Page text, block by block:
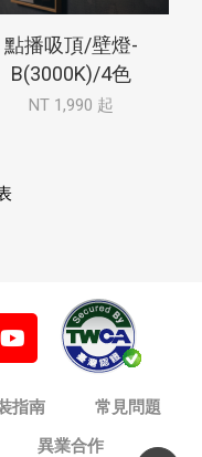
點播吸頂/壁燈-
B(3000K)/4色
NT 1,990 起
指南
常見問題
異業合作